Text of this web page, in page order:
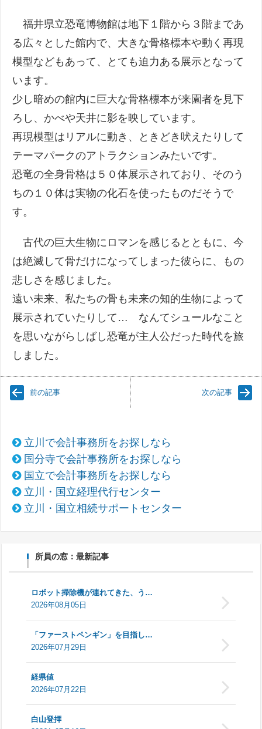
福井県立恐竜博物館は地下１階から３階まであ
る広々とした館内で、大きな骨格標本や動く再現
模型などもあって、とても迫力ある展示となって
います。
少し暗めの館内に巨大な骨格標本が来園者を見下
ろし、かべや天井に影を映しています。
再現模型はリアルに動き、ときどき吠えたりして
テーマパークのアトラクションみたいです。
恐竜の全身骨格は５０体展示されており、そのう
ちの１０体は実物の化石を使ったものだそうで
す。
古代の巨大生物にロマンを感じるとともに、今
は絶滅して骨だけになってしまった彼らに、もの
悲しさを感じました。
遠い未来、私たちの骨も未来の知的生物によって
展示されていたりして… なんてシュールなこと
を思いながらしばし恐竜が主人公だった時代を旅
しました。
前の記事 次の記事
立川で会計事務所をお探しなら
国分寺で会計事務所をお探しなら
国立で会計事務所をお探しなら
立川・国立経理代行センター
立川・国立相続サポートセンター
所員の窓：最新記事
ロボット掃除機が連れてきた、う…
2026年08月05日
「ファーストペンギン」を目指し…
2026年07月29日
経県値
2026年07月22日
白山登拝